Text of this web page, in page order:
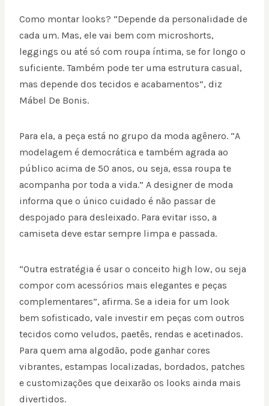
Como montar looks? “Depende da personalidade de
cada um. Mas, ele vai bem com microshorts,
leggings ou até só com roupa íntima, se for longo o
suficiente. Também pode ter uma estrutura casual,
mas depende dos tecidos e acabamentos”, diz
Mábel De Bonis.
Para ela, a peça está no grupo da moda agênero. “A
modelagem é democrática e também agrada ao
público acima de 50 anos, ou seja, essa roupa te
acompanha por toda a vida.” A designer de moda
informa que o único cuidado é não passar de
despojado para desleixado. Para evitar isso, a
camiseta deve estar sempre limpa e passada.
“Outra estratégia é usar o conceito high low, ou seja
compor com acessórios mais elegantes e peças
complementares”, afirma. Se a ideia for um look
bem sofisticado, vale investir em peças com outros
tecidos como veludos, paetês, rendas e acetinados.
Para quem ama algodão, pode ganhar cores
vibrantes, estampas localizadas, bordados, patches
e customizações que deixarão os looks ainda mais
divertidos.